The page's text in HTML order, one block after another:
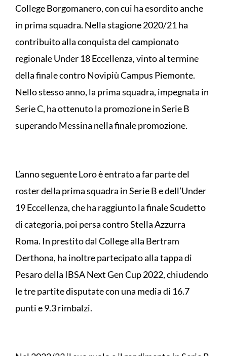
College Borgomanero, con cui ha esordito anche
in prima squadra. Nella stagione 2020/21 ha
contribuito alla conquista del campionato
regionale Under 18 Eccellenza, vinto al termine
della finale contro Novipiù Campus Piemonte.
Nello stesso anno, la prima squadra, impegnata in
Serie C, ha ottenuto la promozione in Serie B
superando Messina nella finale promozione.
L’anno seguente Loro è entrato a far parte del
roster della prima squadra in Serie B e dell’Under
19 Eccellenza, che ha raggiunto la finale Scudetto
di categoria, poi persa contro Stella Azzurra
Roma. In prestito dal College alla Bertram
Derthona, ha inoltre partecipato alla tappa di
Pesaro della IBSA Next Gen Cup 2022, chiudendo
le tre partite disputate con una media di 16.7
punti e 9.3 rimbalzi.